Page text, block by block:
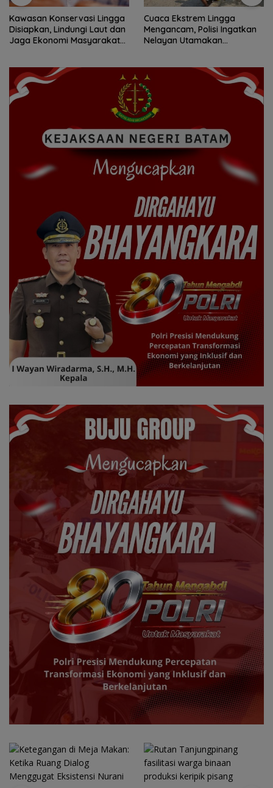
Kawasan Konservasi Lingga
Disiapkan, Lindungi Laut dan
Jaga Ekonomi Masyarakat
Cuaca Ekstrem Lingga
Mengancam, Polisi Ingatkan
Nelayan Utamakan